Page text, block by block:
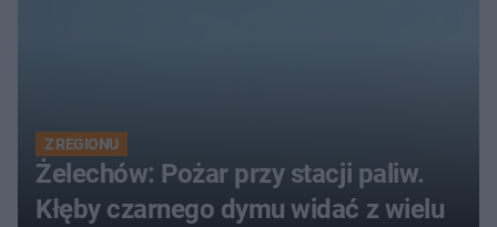
Z REGIONU
Żelechów: Pożar przy stacji paliw.
Kłęby czarnego dymu widać z wielu